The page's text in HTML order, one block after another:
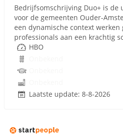
Bedrijfsomschrijving Duo+ is de
voor de gemeenten Ouder-
een dynamische context werken
professionals aan een krachtig
HBO
Laatste update: 8-8-2026